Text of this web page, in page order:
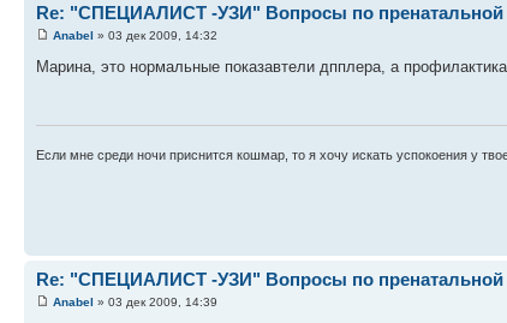
Re: "СПЕЦИАЛИСТ -УЗИ" Вопросы по пренатальной
Anabel » 03 дек 2009, 14:32
Марина, это нормальные показавтели дпплера, а
Если мне среди ночи приснится кошмар, то я хочу искать успокоения у
Re: "СПЕЦИАЛИСТ -УЗИ" Вопросы по пренатальной
Anabel » 03 дек 2009, 14:39